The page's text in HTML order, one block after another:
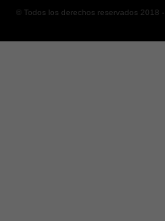
© Todos los derechos reservados 2018 -